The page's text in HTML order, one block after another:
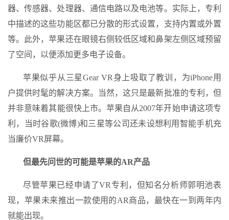
器、传感器、处理器、通信电路以及电池等。实际上，专利
中描述的这些功能区都已分散的形式设置，支持内置或外置
等。此外，苹果还在眼镜右侧较低区域和鼻架左侧区域预留
了空间，以便添加更多电子设备。
苹果似乎从三星Gear VR身上吸取了教训，为iPhone用
户提供时髦的解决方案。当然，这只是最新批准的专利，但
并非意味着其能很快上市。苹果自从2007年开始申请这项专
利，当时谷歌(微博)和三星等公司还未设想利用智能手机充
当廉价VR屏幕。
但最先问世的可能是苹果的AR产品
尽管苹果已经申请了VR专利，但知名分析师郭明池表
现，苹果未来推出一款使用的AR商品，最快在一到两年内
就能出现。